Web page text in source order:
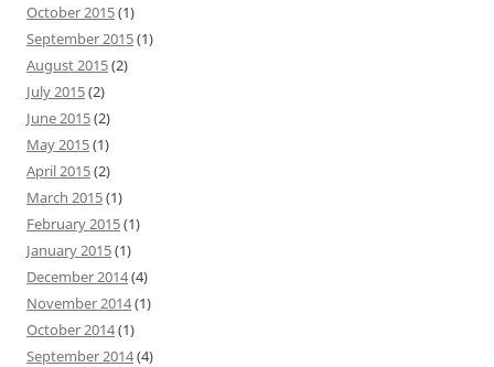
October 2015(1)
September 2015(1)
August 2015(2)
July 2015(2)
June 2015(2)
May 2015(1)
April 2015(2)
March 2015(1)
February 2015(1)
January 2015(1)
December 2014(4)
November 2014(1)
October 2014(1)
September 2014(4)